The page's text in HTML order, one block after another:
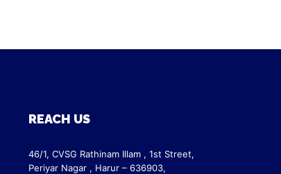
REACH US
46/1, CVSG Rathinam Illam , 1st Street,
Periyar Nagar , Harur – 636903,